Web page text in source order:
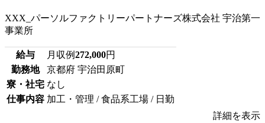
XXX_パーソルファクトリーパートナーズ株式会社 宇治第一
事業所
給与 月収例272,000円
勤務地
京都府 宇治田原町
寮・社宅 なし
仕事内容 加工・管理 / 食品系工場 / 日勤
詳細を表示